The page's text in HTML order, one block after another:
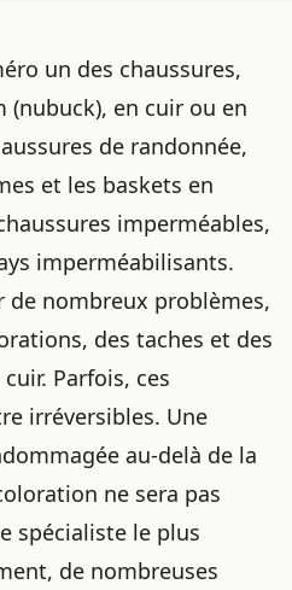
un des chaussures,
(nubuck), en cuir ou en
de randonnée,
et les baskets en
imperméables,
imperméabilisants.
de nombreux problèmes,
des taches et des
Parfois, ces
irréversibles. Une
au-delà de la
ne sera pas
spécialiste le plus
de nombreuses